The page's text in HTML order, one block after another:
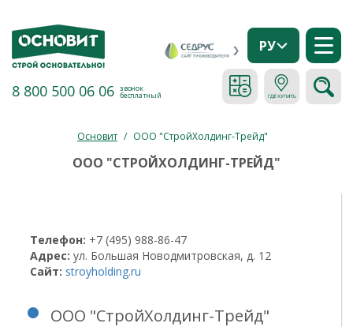
8 800 500 06 06 звонок
бесплатный
РУ
Основит / ООО "СтройХолдинг-Трейд"
ООО "СТРОЙХОЛДИНГ-ТРЕЙД"
Телефон: +7 (495) 988-86-47
Адрес: ул. Большая Новодмитровская, д. 12
Сайт: stroyholding.ru
ООО "СтройХолдинг-Трейд"